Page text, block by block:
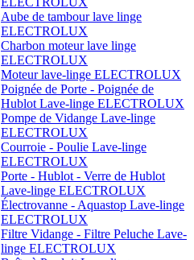
Aube de tambour lave linge
ELECTROLUX
Charbon moteur lave linge
ELECTROLUX
Moteur lave-linge ELECTROLUX
Poignée de Porte - Poignée de
Hublot Lave-linge ELECTROLUX
Pompe de Vidange Lave-linge
ELECTROLUX
Courroie - Poulie Lave-linge
ELECTROLUX
Porte - Hublot - Verre de Hublot
Lave-linge ELECTROLUX
Électrovanne - Aquastop Lave-linge
ELECTROLUX
Filtre Vidange - Filtre Peluche Lave-
linge ELECTROLUX